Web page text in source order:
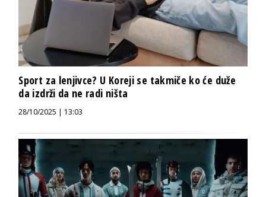
Sport za lenjivce? U Koreji se takmiče ko će duže
da izdrži da ne radi ništa
28/10/2025 | 13:03